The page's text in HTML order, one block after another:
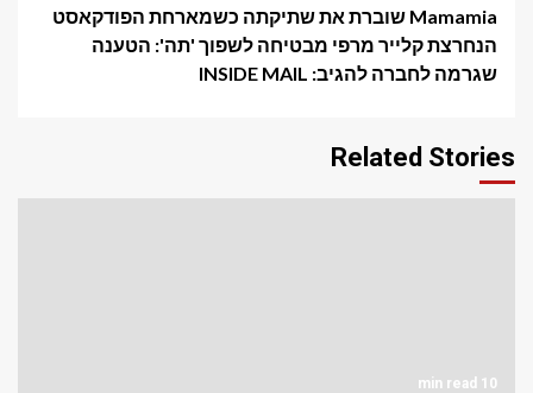
Mamamia שוברת את שתיקתה כשמארחת הפודקאסט
הנחרצת קלייר מרפי מבטיחה לשפוך 'תה': הטענה
שגרמה לחברה להגיב: INSIDE MAIL
Related Stories
10 min read